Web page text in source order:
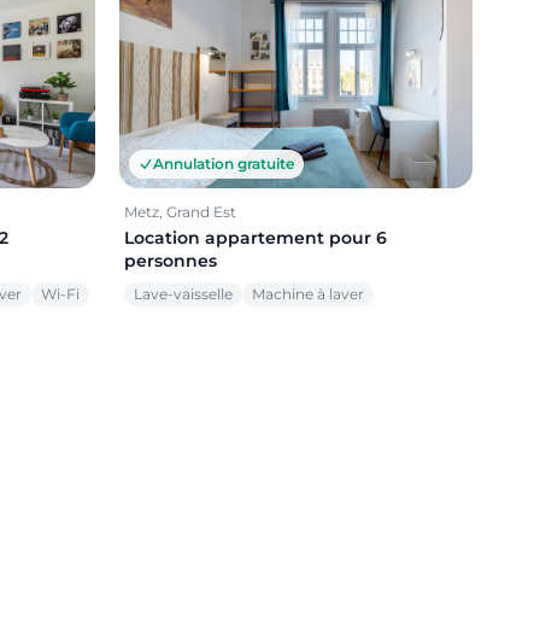
Wi-Fi
Annulation gratuite
Metz, Grand Est
Location appartement pour 6
personnes
Lave-vaisselle Machine à laver